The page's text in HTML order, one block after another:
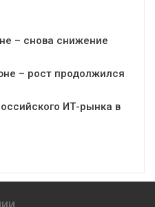
– снова снижение
– рост продолжился
ИТ-рынка в